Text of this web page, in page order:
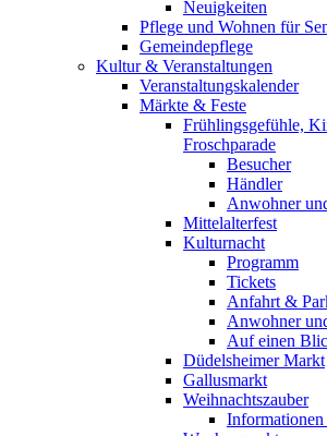
Neuigkeiten
Pflege und Wohnen für
Gemeindepflege
Kultur & Veranstaltungen
Veranstaltungskalender
Märkte & Feste
Frühlingsgefühle,
Froschparade
Besucher
Händler
Anwohner
Mittelalterfest
Kulturnacht
Programm
Tickets
Anfahrt &
Anwohner
Auf einen
Düdelsheimer Markt
Gallusmarkt
Weihnachtszauber